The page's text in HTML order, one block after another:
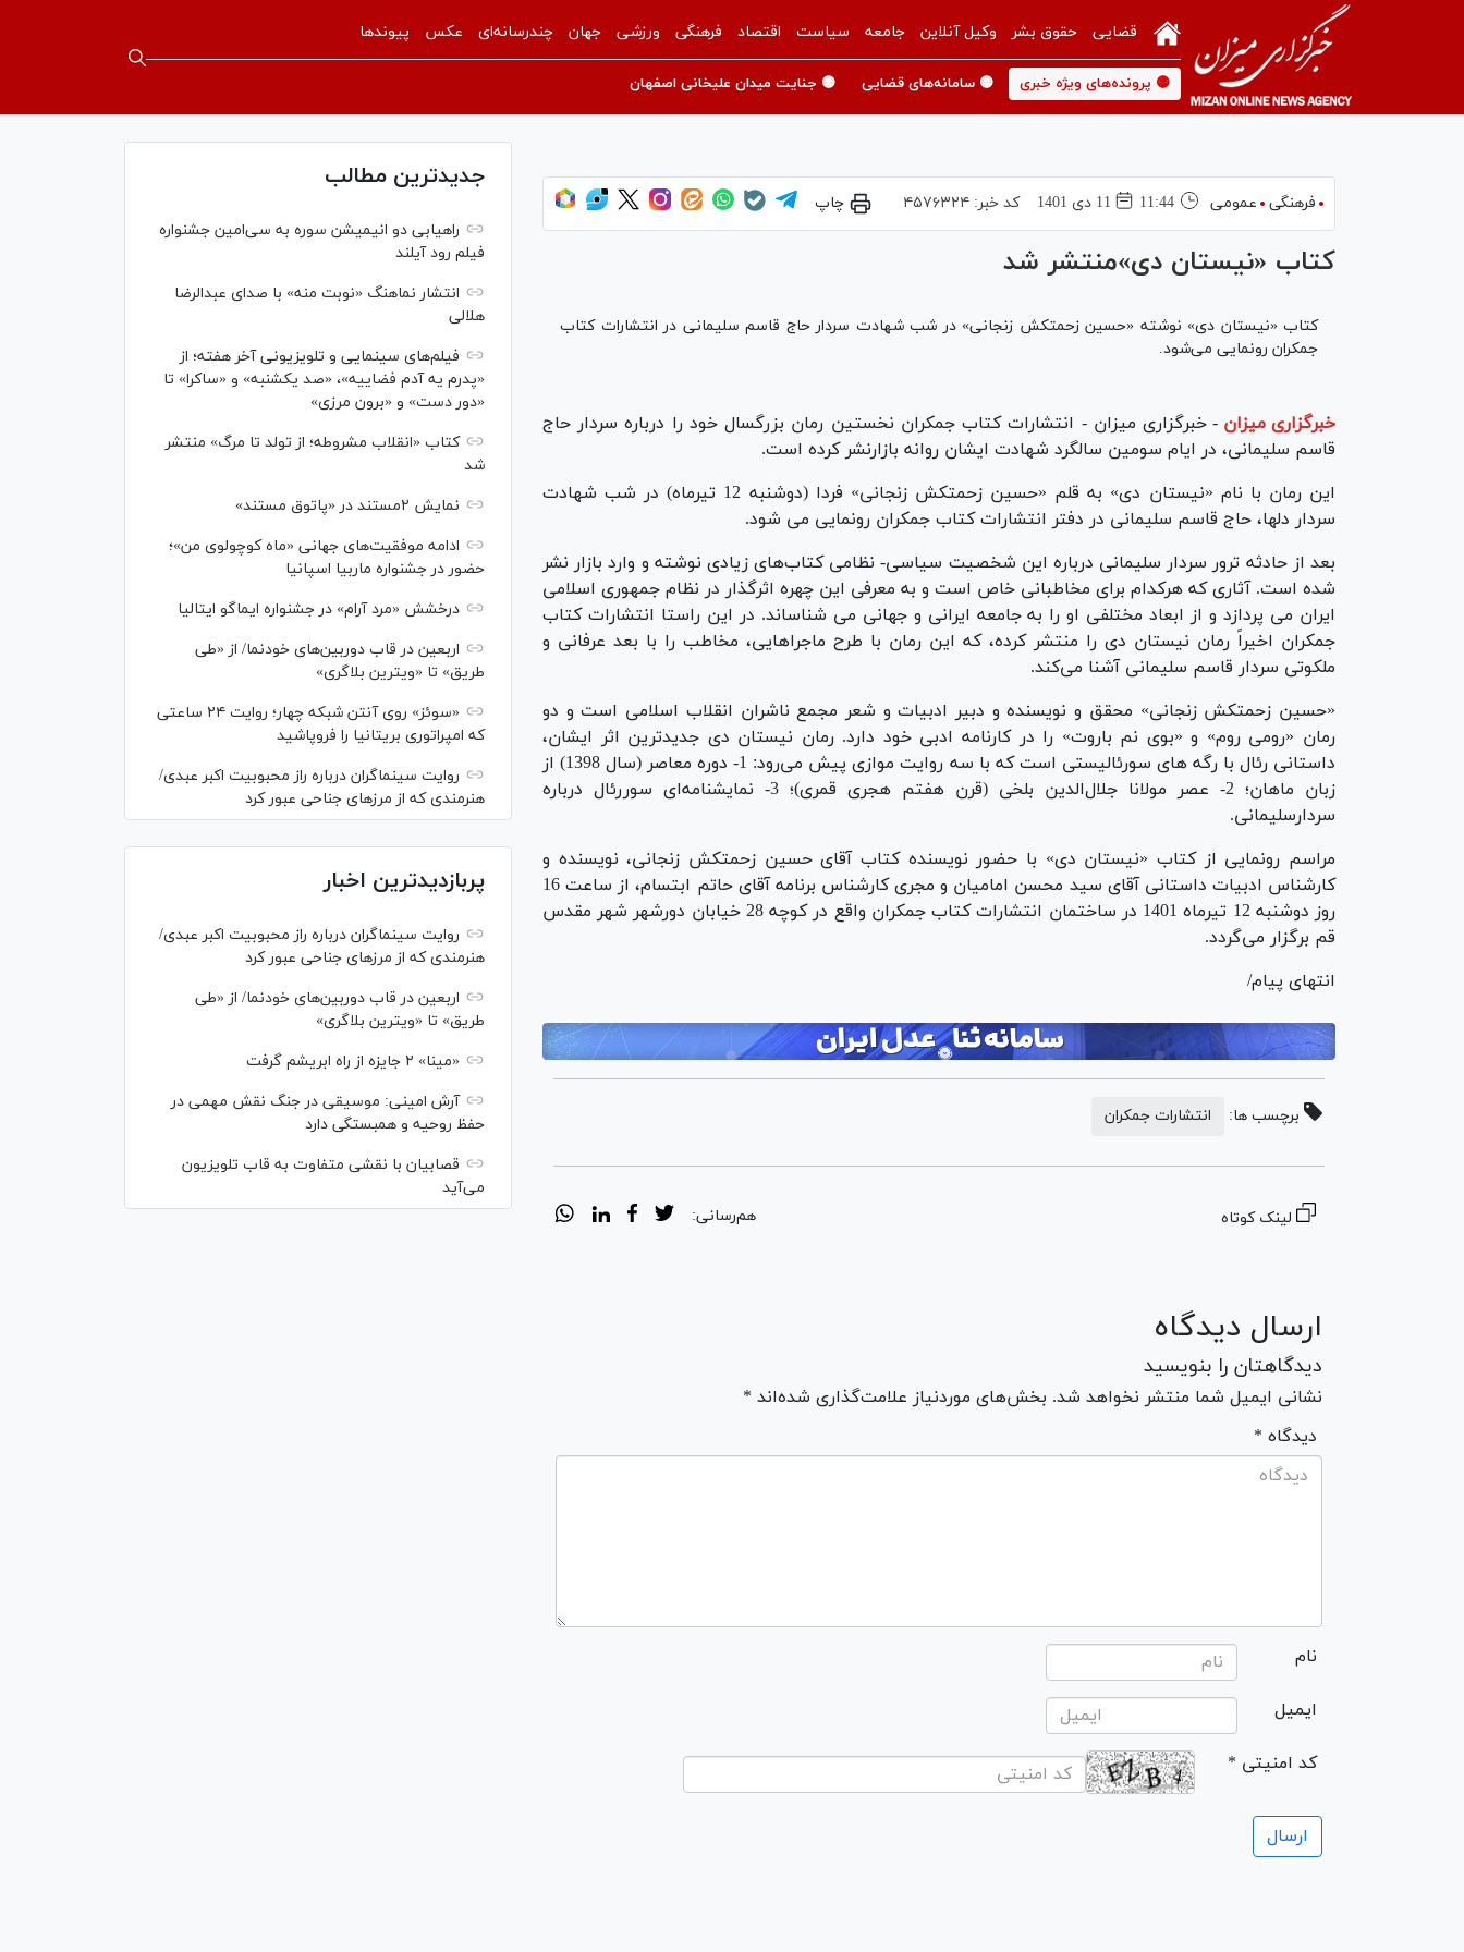
قضایی حقوق بشر وکیل آنلاین جامعه سیاست اقتصاد فرهنگی ورزشی جهان چندرسانه‌ای عکس پیوندها
🟡 پرونده‌های ویژه خبری 🟡 سامانه‌های قضایی 🟡 جنایت میدان علیخانی اصفهان
فرهنگی عمومی 11:44 11 دی 1401 کد خبر:۴۵۷۶۳۲۴ چاپ
کتاب «نیستان دی»منتشر شد
کتاب «نیستان دی» نوشته «حسین زحمتکش زنجانی» در شب شهادت سردار حاج قاسم سلیمانی در انتشارات کتاب
جمکران رونمایی می‌شود.
خبرگزاری میزان - خبرگزاری میزان - انتشارات کتاب جمکران نخستین رمان بزرگسال خود را درباره سردار حاج
قاسم سلیمانی، در ایام سومین سالگرد شهادت ایشان روانه بازارنشر کرده است.
این رمان با نام «نیستان دی» به قلم «حسین زحمتکش زنجانی» فردا (دوشنبه 12 تیرماه) در شب شهادت
سردار دلها، حاج قاسم سلیمانی در دفتر انتشارات کتاب جمکران رونمایی می شود.
بعد از حادثه ترور سردار سلیمانی درباره این شخصیت سیاسی- نظامی کتاب‌های زیادی نوشته و وارد بازار نشر
شده است. آثاری که هرکدام برای مخاطبانی خاص است و به معرفی این چهره اثرگذار در نظام جمهوری اسلامی
ایران می پردازد و از ابعاد مختلفی او را به جامعه ایرانی و جهانی می شناساند. در این راستا انتشارات کتاب
جمکران اخیراً رمان نیستان دی را منتشر کرده، که این رمان با طرح ماجراهایی، مخاطب را با بعد عرفانی و
ملکوتی سردار قاسم سلیمانی آشنا می‌کند.
«حسین زحمتکش زنجانی» محقق و نویسنده و دبیر ادبیات و شعر مجمع ناشران انقلاب اسلامی است و دو
رمان «رومی روم» و «بوی نم باروت» را در کارنامه ادبی خود دارد. رمان نیستان دی جدیدترین اثر ایشان،
داستانی رئال با رگه های سورئالیستی است که با سه روایت موازی پیش می‌رود: 1- دوره معاصر (سال 1398) از
زبان ماهان؛ 2- عصر مولانا جلال‌الدین بلخی (قرن هفتم هجری قمری)؛ 3- نمایشنامه‌ای سوررئال درباره
سردارسلیمانی.
مراسم رونمایی از کتاب «نیستان دی» با حضور نویسنده کتاب آقای حسین زحمتکش زنجانی، نویسنده و
کارشناس ادبیات داستانی آقای سید محسن امامیان و مجری کارشناس برنامه آقای حاتم ابتسام، از ساعت 16
روز دوشنبه 12 تیرماه 1401 در ساختمان انتشارات کتاب جمکران واقع در کوچه 28 خیابان دورشهر شهر مقدس
قم برگزار می‌گردد.
انتهای پیام/
برچسب ها: انتشارات جمکران
لینک کوتاه هم‌رسانی:
ارسال دیدگاه
دیدگاهتان را بنویسید
نشانی ایمیل شما منتشر نخواهد شد. بخش‌های موردنیاز علامت‌گذاری شده‌اند *
* دیدگاه
نام
ایمیل
* کد امنیتی
جدیدترین مطالب
راهیابی دو انیمیشن سوره به سی‌امین جشنواره
فیلم رود آیلند
انتشار نماهنگ «نوبت منه» با صدای عبدالرضا
هلالی
فیلم‌های سینمایی و تلویزیونی آخر هفته؛ از
«پدرم یه آدم فضاییه»، «صد یکشنبه» و «ساکرا» تا
«دور دست» و «برون مرزی»
کتاب «انقلاب مشروطه؛ از تولد تا مرگ» منتشر
شد
نمایش ۲مستند در «پاتوق مستند»
ادامه موفقیت‌های جهانی «ماه کوچولوی من»؛
حضور در جشنواره ماربیا اسپانیا
درخشش «مرد آرام» در جشنواره ایماگو ایتالیا
اربعین در قاب دوربین‌های خودنما/ از «طی
طریق» تا «ویترین بلاگری»
«سوئز» روی آنتن شبکه چهار؛ روایت ۲۴ ساعتی
که امپراتوری بریتانیا را فروپاشید
روایت سینماگران درباره راز محبوبیت اکبر عبدی/
هنرمندی که از مرزهای جناحی عبور کرد
پربازدیدترین اخبار
روایت سینماگران درباره راز محبوبیت اکبر عبدی/
هنرمندی که از مرزهای جناحی عبور کرد
اربعین در قاب دوربین‌های خودنما/ از «طی
طریق» تا «ویترین بلاگری»
«مینا» ۲ جایزه از راه ابریشم گرفت
آرش امینی: موسیقی در جنگ نقش مهمی در
حفظ روحیه و همبستگی دارد
قصابیان با نقشی متفاوت به قاب تلویزیون
می‌آید